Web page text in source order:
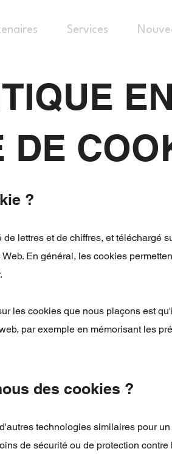
Services
EN
DE
?
lettres et de chiffres, et téléchargé
En général, les cookies
les cookies que nous plaçons est
par exemple en mémorisant les
des cookies ?
technologies similaires pour
de sécurité ou de protection contre